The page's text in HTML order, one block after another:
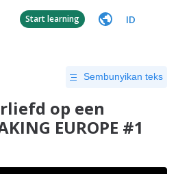
Start learning ID
Sembunyikan teks
op een
EUROPE #1